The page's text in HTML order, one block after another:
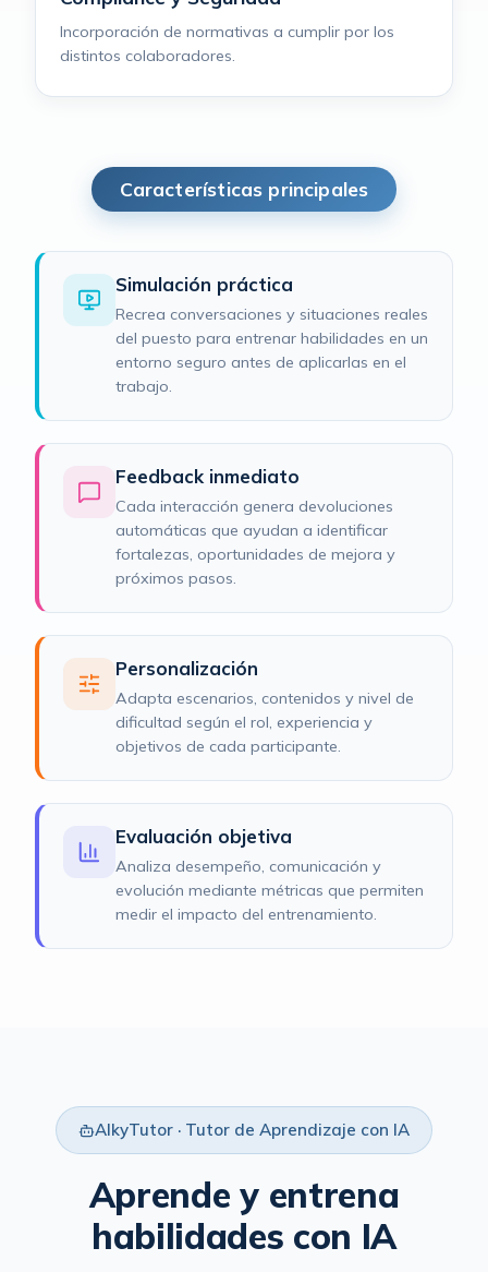
Incorporación de normativas a cumplir por los
distintos colaboradores.
Características principales
Simulación práctica
Recrea conversaciones y situaciones reales
del puesto para entrenar habilidades en un
entorno seguro antes de aplicarlas en el
trabajo.
Feedback inmediato
Cada interacción genera devoluciones
automáticas que ayudan a identificar
fortalezas, oportunidades de mejora y
próximos pasos.
Personalización
Adapta escenarios, contenidos y nivel de
dificultad según el rol, experiencia y
objetivos de cada participante.
Evaluación objetiva
Analiza desempeño, comunicación y
evolución mediante métricas que permiten
medir el impacto del entrenamiento.
AlkyTutor · Tutor de Aprendizaje con IA
Aprende y entrena
habilidades con IA